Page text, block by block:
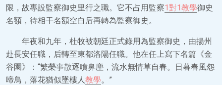
限，故專設監察御史里行之職。它不占用監察1對1教學御史
名額，待相干名額空白后再轉為監察御史。
年夜和九年，杜牧被朝廷正式錄用為監察御史，由揚州
赴長安任職，后轉至東都洛陽任職。他在任上寫下名篇《金
谷園》：“繁榮事散逐噴鼻塵，流水無情草自春。日暮春風怨
啼鳥，落花猶似墜樓人教學。”